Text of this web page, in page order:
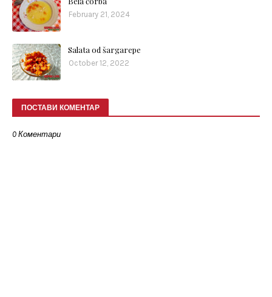
February 21, 2024
Salata od šargarepe
October 12, 2022
ПОСТАВИ КОМЕНТАР
0 Коментари